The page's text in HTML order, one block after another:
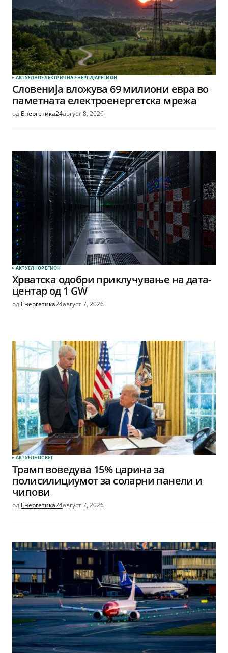
АКТУЕЛНОЕЛЕКТРИЧНА ЕНЕРГИЈАРЕГИОН
Словенија вложува 69 милиони евра во
паметната електроенергетска мрежа
од Енергетика24август 8, 2026
АКТУЕЛНОРЕГИОН
Хрватска одобри приклучување на дата-
центар од 1 GW
од Енергетика24август 7, 2026
АКТУЕЛНОСВЕТ
Трамп воведува 15% царина за
полисилициумот за соларни панели и
чипови
од Енергетика24август 7, 2026